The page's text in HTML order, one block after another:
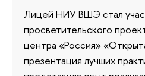
Лицей НИУ ВШЭ стал
просветительского
центра «Россия»
презентация лучших